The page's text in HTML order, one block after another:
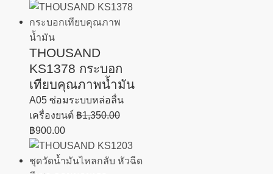
THOUSAND
KS1378 กระบอก
เทียบคุณภาพน้ำมัน
A05 ซ่อมระบบหล่อลื่น
เครื่องยนต์ ฿1,350.00
฿900.00